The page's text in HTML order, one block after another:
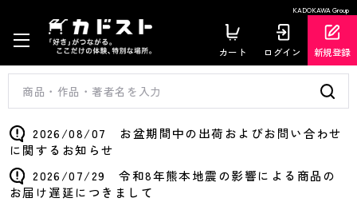
KADOKAWA Group
カート ログイン 新規登録
2026/08/07 お盆期間中の出荷およびお問い合わせ
に関するお知らせ
2026/07/29 令和8年熊本地震の影響による商品の
お届け遅延につきまして